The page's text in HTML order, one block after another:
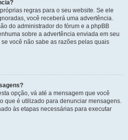
regras para o seu website. Se ele
você receberá uma advertência.
do administrador do fórum e a phpBB
sobre a advertência enviada em seu
você não sabe as razões pelas quais
opção, vá até a mensagem que você
que é utilizado para denunciar mensagens.
às etapas necessárias para executar